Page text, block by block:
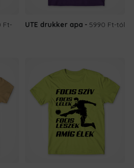
Ft-
UTE drukker apa 5990 Ft-tól